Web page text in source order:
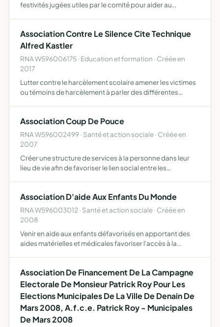
festivités jugées utiles par le comité pour aider au
Association Contre Le Silence Cite Technique
Alfred Kastler
RNA W596006175 · Education et formation · Créée en
2017
Lutter contre le harcèlement scolaire amener les victimes
ou témoins de harcèlement à parler des différentes
Association Coup De Pouce
RNA W596002499 · Santé et action sociale · Créée en
2007
Créer une structure de services à la personne dans leur
lieu de vie afin de favoriser le lien social entre les
propose…
Association D'aide Aux Enfants Du Monde
RNA W596003012 · Santé et action sociale · Créée en
2008
Venir en aide aux enfants défavorisés en apportant des
aides matérielles et médicales favoriser l'accès à la
Association De Financement De La Campagne
Electorale De Monsieur Patrick Roy Pour Les
Elections Municipales De La Ville De Denain De
Mars 2008, A.f.c.e. Patrick Roy - Municipales
De Mars 2008